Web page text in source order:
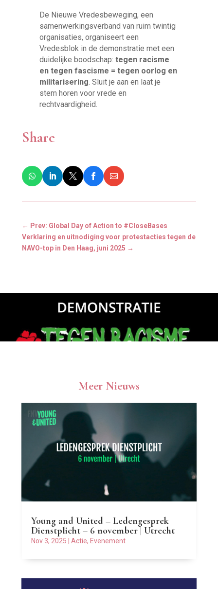
De Nieuwe Vredesbeweging, een
samenwerkingsverband van ruim twintig
organisaties, organiseert een
Vredesblok in de demonstratie met een
duidelijke boodschap: tegen racisme
en tegen fascisme = tegen oorlog en
militarisering. Sluit je aan en laat je
stem horen voor vrede en
rechtvaardigheid.
Share
← Prev: Global Day of Action to #CloseBases
Verklaring en uitnodiging voor protestacties tegen de
NAVO-top in Den Haag, juni 2025 →
Meer Nieuws
Young and United – Ledengesprek
Dienstplicht – 6 november | Utrecht
Nov 3, 2025 Actie, Evenement